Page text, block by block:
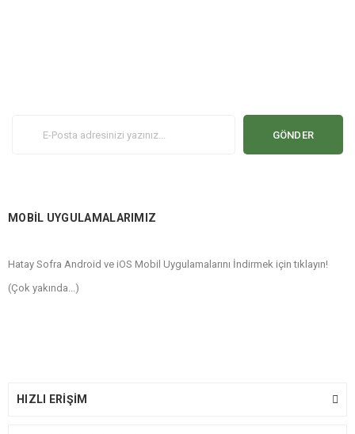
GÖNDER
MOBİL UYGULAMALARIMIZ
Hatay Sofra Android ve iOS Mobil Uygulamalarını İndirmek için tıklayın!
(Çok yakında...)
HIZLI ERİŞİM